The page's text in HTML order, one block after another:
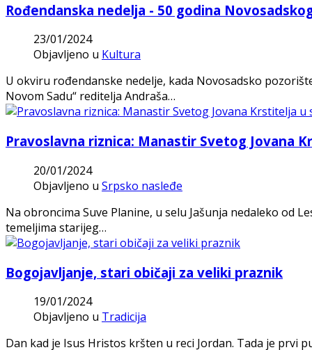
Rođendanska nedelja - 50 godina
23/01/2024
Objavljeno u Kultura
U okviru rođendanske nedelje, kada Novosadsko
Novom Sadu“ reditelja Andraša…
Pravoslavna riznica: Manastir Svetog Jovana
20/01/2024
Objavljeno u Srpsko nasleđe
Na obroncima Suve Planine, u selu Jašunja nedaleko od
temeljima starijeg…
Bogojavljanje, stari običaji za veliki praznik
19/01/2024
Objavljeno u Tradicija
Dan kad je Isus Hristos kršten u reci Jordan. Tada je prvi